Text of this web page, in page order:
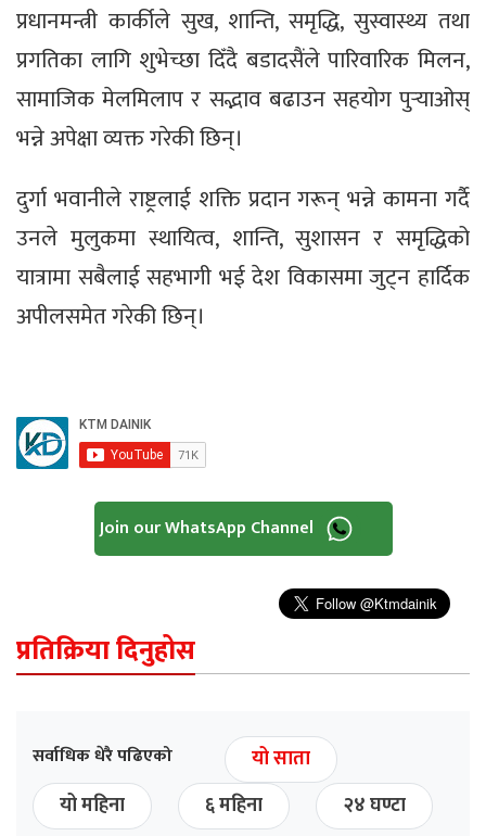
प्रधानमन्त्री कार्कीले सुख, शान्ति, समृद्धि, सुस्वास्थ्य तथा
प्रगतिका लागि शुभेच्छा दिँदै बडादसैंले पारिवारिक मिलन,
सामाजिक मेलमिलाप र सद्भाव बढाउन सहयोग पुर्‍याओस्
भन्ने अपेक्षा व्यक्त गरेकी छिन्।
दुर्गा भवानीले राष्ट्रलाई शक्ति प्रदान गरून् भन्ने कामना गर्दै
उनले मुलुकमा स्थायित्व, शान्ति, सुशासन र समृद्धिको
यात्रामा सबैलाई सहभागी भई देश विकासमा जुट्न हार्दिक
अपीलसमेत गरेकी छिन्।
Join our WhatsApp Channel
प्रतिक्रिया दिनुहोस
सर्वाधिक धेरै पढिएको
यो साता
यो महिना
६ महिना २४ घण्टा